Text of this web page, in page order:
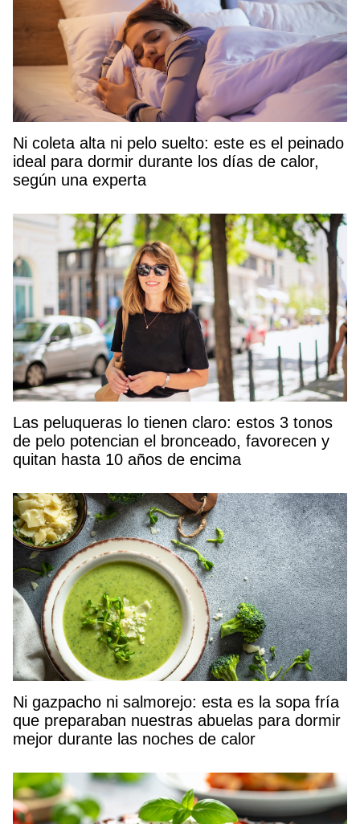
Ni coleta alta ni pelo suelto: este es el peinado
ideal para dormir durante los días de calor,
según una experta
Las peluqueras lo tienen claro: estos 3 tonos
de pelo potencian el bronceado, favorecen y
quitan hasta 10 años de encima
Ni gazpacho ni salmorejo: esta es la sopa fría
que preparaban nuestras abuelas para dormir
mejor durante las noches de calor